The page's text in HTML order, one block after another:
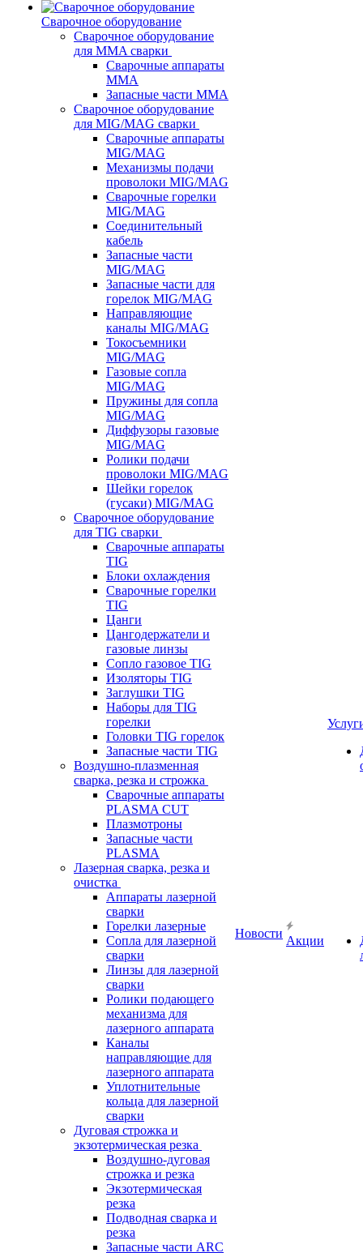
Сварочное оборудование
Сварочное оборудование
для MMA сварки
Сварочные аппараты
MMA
Запасные части MMA
Сварочное оборудование
для MIG/MAG сварки
Сварочные аппараты
MIG/MAG
Механизмы подачи
проволоки MIG/MAG
Сварочные горелки
MIG/MAG
Соединительный
кабель
Запасные части
MIG/MAG
Запасные части для
горелок MIG/MAG
Направляющие
каналы MIG/MAG
Токосъемники
MIG/MAG
Газовые сопла
MIG/MAG
Пружины для сопла
MIG/MAG
Диффузоры газовые
MIG/MAG
Ролики подачи
проволоки MIG/MAG
Шейки горелок
(гусаки) MIG/MAG
Сварочное оборудование
для TIG сварки
Сварочные аппараты
TIG
Блоки охлаждения
Сварочные горелки
TIG
Цанги
Цангодержатели и
газовые линзы
Сопло газовое TIG
Изоляторы TIG
Заглушки TIG
Наборы для TIG
горелки
Головки TIG горелок
Запасные части TIG
Воздушно-плазменная
сварка, резка и строжка
Сварочные аппараты
PLASMA CUT
Плазмотроны
Запасные части
PLASMA
Лазерная сварка, резка и
очистка
Аппараты лазерной
сварки
Горелки лазерные
Сопла для лазерной
сварки
Линзы для лазерной
сварки
Ролики подающего
механизма для
лазерного аппарата
Каналы
направляющие для
лазерного аппарата
Уплотнительные
кольца для лазерной
сварки
Дуговая строжка и
экзотермическая резка
Воздушно-дуговая
строжка и резка
Экзотермическая
резка
Подводная сварка и
резка
Запасные части ARC
Новости
Акции